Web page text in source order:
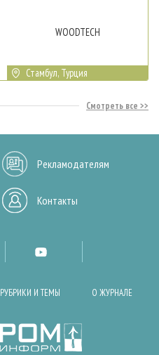
WOODTECH
Стамбул, Турция
Смотреть все
Рекламодателям
Контакты
РУБРИКИ И ТЕМЫ О ЖУРНАЛЕ